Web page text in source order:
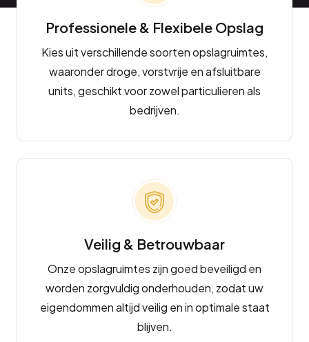
Professionele & Flexibele Opslag
Kies uit verschillende soorten opslagruimtes,
waaronder droge, vorstvrije en afsluitbare
units, geschikt voor zowel particulieren als
bedrijven.
Veilig & Betrouwbaar
Onze opslagruimtes zijn goed beveiligd en
worden zorgvuldig onderhouden, zodat uw
eigendommen altijd veilig en in optimale staat
blijven.